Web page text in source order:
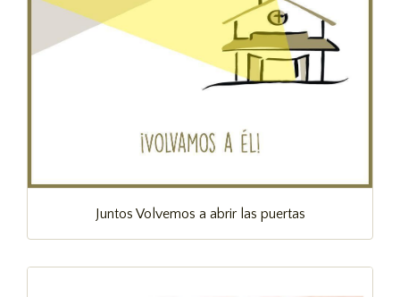
Juntos Volvemos a abrir las puertas